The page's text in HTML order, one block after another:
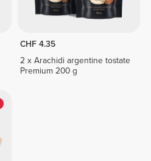
CHF 4.35
2 x Arachidi argentine tostate
Premium 200 g